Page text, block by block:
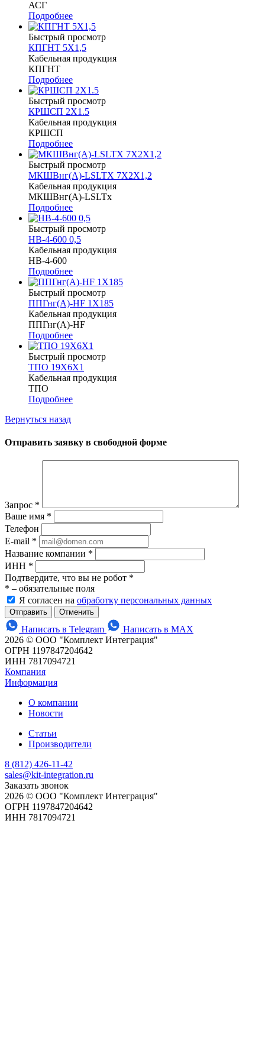
АСГ
Подробнее
Быстрый просмотр
КПГНТ 5Х1,5
Кабельная продукция
КПГНТ
Подробнее
Быстрый просмотр
КРШСП 2Х1.5
Кабельная продукция
КРШСП
Подробнее
Быстрый просмотр
МКШВнг(А)-LSLTХ 7Х2Х1,2
Кабельная продукция
МКШВнг(А)-LSLTx
Подробнее
Быстрый просмотр
НВ-4-600 0,5
Кабельная продукция
НВ-4-600
Подробнее
Быстрый просмотр
ППГнг(А)-HF 1Х185
Кабельная продукция
ППГнг(А)-HF
Подробнее
Быстрый просмотр
ТПО 19Х6Х1
Кабельная продукция
ТПО
Подробнее
Вернуться назад
Отправить заявку в свободной форме
Запрос *
Ваше имя *
Телефон
E-mail *
Название компании *
ИНН *
Подтвердите, что вы не робот *
* – обязательные поля
Я согласен на обработку персональных данных
Отменить
Написать в Telegram
Написать в MAX
2026 © ООО "Комплект Интеграция"
ОГРН 1197847204642
ИНН 7817094721
Компания
Информация
О компании
Новости
Статьи
Производители
8 (812) 426-11-42
sales@kit-integration.ru
Заказать звонок
2026 © ООО "Комплект Интеграция"
ОГРН 1197847204642
ИНН 7817094721